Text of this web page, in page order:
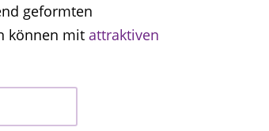
geformten
können mitattraktiven